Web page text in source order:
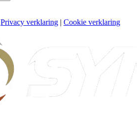
Privacy verklaring | Cookie verklaring